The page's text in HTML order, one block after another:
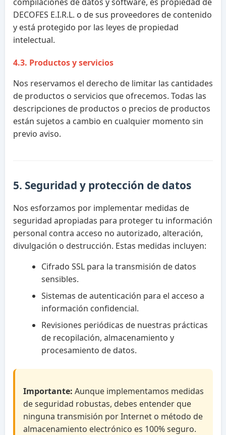
compilaciones de datos y software, es propiedad de
DECOFES E.I.R.L. o de sus proveedores de contenido
y está protegido por las leyes de propiedad
intelectual.
4.3. Productos y servicios
Nos reservamos el derecho de limitar las cantidades
de productos o servicios que ofrecemos. Todas las
descripciones de productos o precios de productos
están sujetos a cambio en cualquier momento sin
previo aviso.
5. Seguridad y protección de datos
Nos esforzamos por implementar medidas de
seguridad apropiadas para proteger tu información
personal contra acceso no autorizado, alteración,
divulgación o destrucción. Estas medidas incluyen:
Cifrado SSL para la transmisión de datos
sensibles.
Sistemas de autenticación para el acceso a
información confidencial.
Revisiones periódicas de nuestras prácticas
de recopilación, almacenamiento y
procesamiento de datos.
Importante: Aunque implementamos medidas
de seguridad robustas, debes entender que
ninguna transmisión por Internet o método de
almacenamiento electrónico es 100% seguro.